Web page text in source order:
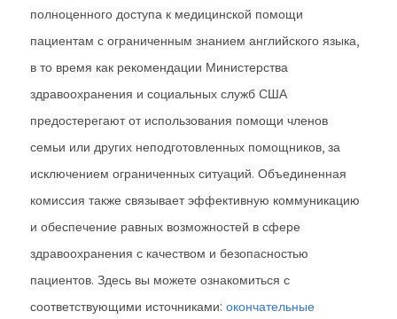
полноценного доступа к медицинской помощи
пациентам с ограниченным знанием английского языка,
в то время как рекомендации Министерства
здравоохранения и социальных служб США
предостерегают от использования помощи членов
семьи или других неподготовленных помощников, за
исключением ограниченных ситуаций. Объединенная
комиссия также связывает эффективную коммуникацию
и обеспечение равных возможностей в сфере
здравоохранения с качеством и безопасностью
пациентов. Здесь вы можете ознакомиться с
соответствующими источниками: окончательные